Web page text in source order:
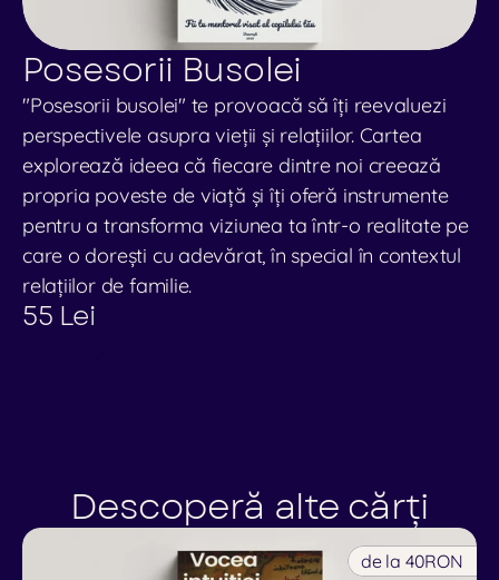
Coworking
Contact
Shop
Spiritonomics
Spiritonomics
Posesorii Busolei
"Posesorii busolei" te provoacă să îți reevaluezi
perspectivele asupra vieții și relațiilor. Cartea
explorează ideea că fiecare dintre noi creează
propria poveste de viață și îți oferă instrumente
pentru a transforma viziunea ta într-o realitate pe
care o dorești cu adevărat, în special în contextul
relațiilor de familie.
55 Lei
Descoperă alte cărți
de la 40RON